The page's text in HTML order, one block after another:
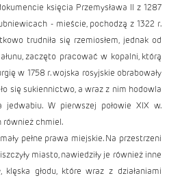
księcia Przemysława II z 1287
- mieście, pochodzą z 1322 r.
trudniła się rzemiosłem, jednak od
zaczęto pracować w kopalni, którą
w 1758 r. wojska rosyjskie obrabowały
się sukiennictwo, a wraz z nim hodowla
jedwabiu. W pierwszej połowie XIX w.
również chmiel.
pełne prawa miejskie. Na przestrzeni
miasto, nawiedziły je również inne
klęska głodu, które wraz z działaniami